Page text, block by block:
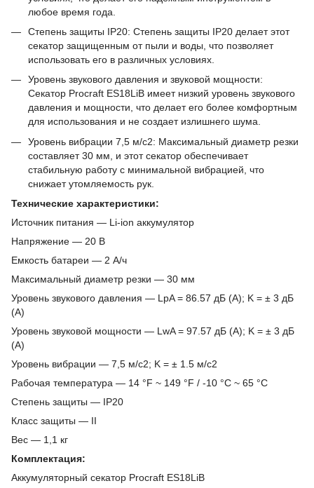
любое время года.
Степень защиты IP20: Степень защиты IP20 делает этот
секатор защищенным от пыли и воды, что позволяет
использовать его в различных условиях.
Уровень звукового давления и звуковой мощности:
Секатор Procraft ES18LiB имеет низкий уровень звукового
давления и мощности, что делает его более комфортным
для использования и не создает излишнего шума.
Уровень вибрации 7,5 м/с2: Максимальный диаметр резки
составляет 30 мм, и этот секатор обеспечивает
стабильную работу с минимальной вибрацией, что
снижает утомляемость рук.
Технические характеристики:
Источник питания ― Li-ion аккумулятор
Напряжение ― 20 В
Емкость батареи ― 2 А/ч
Максимальный диаметр резки ― 30 мм
Уровень звукового давления ― LpA = 86.57 дБ (А); K = ± 3 дБ
(А)
Уровень звуковой мощности ― LwA = 97.57 дБ (А); K = ± 3 дБ
(А)
Уровень вибрации ― 7,5 м/с2; K = ± 1.5 м/с2
Рабочая температура ― 14 °F ~ 149 °F / -10 °C ~ 65 °C
Степень защиты ― IP20
Класс защиты ― II
Вес ― 1,1 кг
Комплектация:
Аккумуляторный секатор Procraft ES18LiB